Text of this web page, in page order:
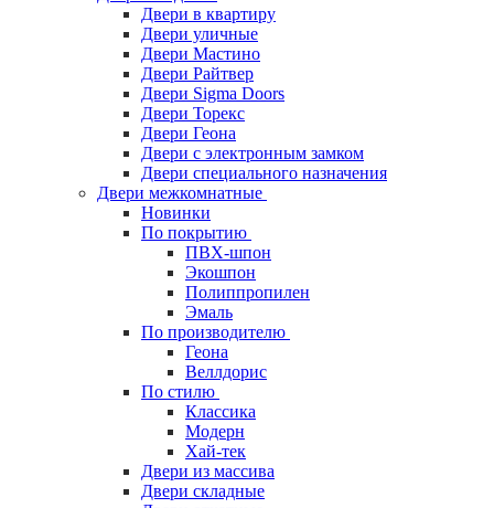
Двери в квартиру
Двери уличные
Двери Мастино
Двери Райтвер
Двери Sigma Doors
Двери Торекс
Двери Геона
Двери с электронным замком
Двери специального назначения
Двери межкомнатные
Новинки
По покрытию
ПВХ-шпон
Экошпон
Полиппропилен
Эмаль
По производителю
Геона
Веллдорис
По стилю
Классика
Модерн
Хай-тек
Двери из массива
Двери складные